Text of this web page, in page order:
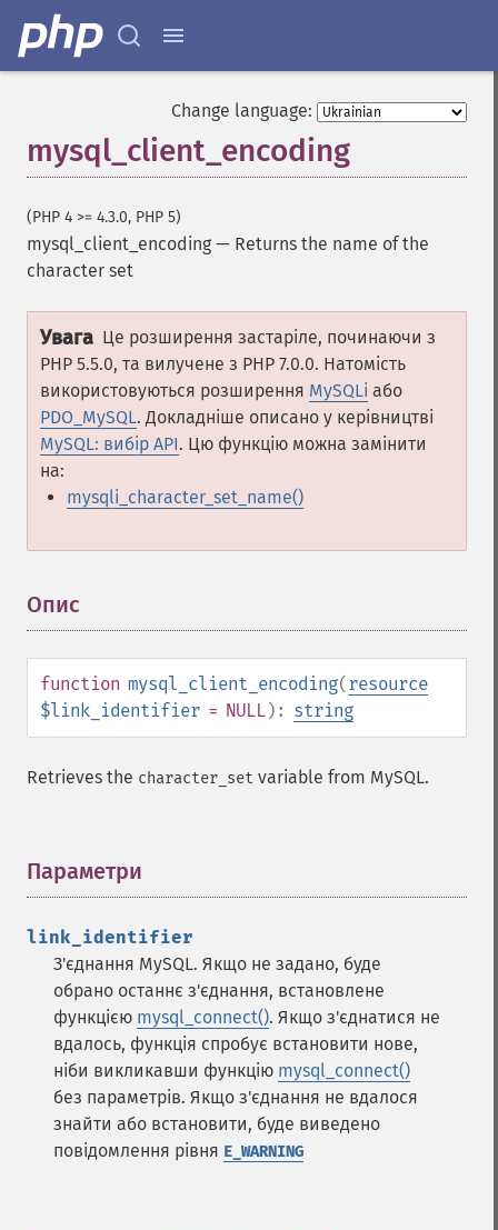
Change language:
mysql_client_encoding
(PHP 4 >= 4.3.0, PHP 5)
mysql_client_encoding — Returns the name of the
character set
Увага Це розширення застаріле, починаючи з
PHP 5.5.0, та вилучене з PHP 7.0.0. Натомість
використовуються розширення MySQLi або
PDO_MySQL. Докладніше описано у керівництві
MySQL: вибір API. Цю функцію можна замінити
на:
mysqli_character_set_name()
Опис
function mysql_client_encoding(resource
$link_identifier = NULL): string
Retrieves the character_set variable from MySQL.
Параметри
link_identifier
З'єднання MySQL. Якщо не задано, буде
обрано останнє з'єднання, встановлене
функцією mysql_connect(). Якщо з'єднатися не
вдалось, функція спробує встановити нове,
ніби викликавши функцію mysql_connect()
без параметрів. Якщо з'єднання не вдалося
знайти або встановити, буде виведено
повідомлення рівня E_WARNING